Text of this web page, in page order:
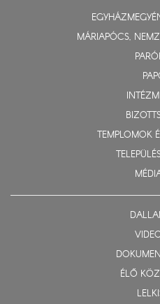
MÁRIAPÓCS,
TEMPLOMOK
ÉLŐ